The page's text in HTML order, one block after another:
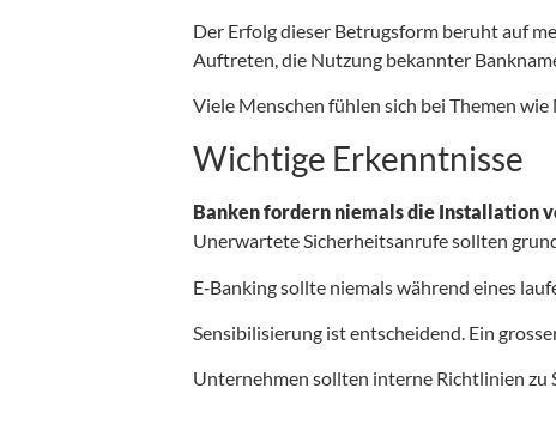
Der Erfolg dieser Betrugsform beruht auf
Auftreten, die Nutzung bekannter
Viele Menschen fühlen sich bei Themen
Wichtige Erkenntnisse
Banken fordern niemals die Installation
Unerwartete Sicherheitsanrufe sollten
E‑Banking sollte niemals während eines
Sensibilisierung ist entscheidend. Ein
Unternehmen sollten interne Richtlinien zu